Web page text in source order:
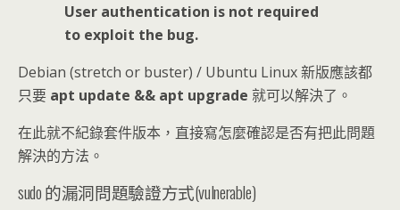
User authentication is not required
to exploit the bug.
Debian (stretch or buster) / Ubuntu Linux 新版應該都
只要 apt update && apt upgrade 就可以解決了。
在此就不紀錄套件版本，直接寫怎麼確認是否有把此問題
解決的方法。
sudo 的漏洞問題驗證方式(vulnerable)